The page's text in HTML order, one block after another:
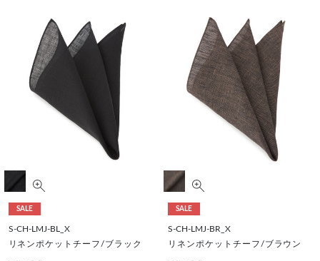
SALE
S-CH-LMJ-BL_X
リネンポケットチーフ/ブラック
SALE
S-CH-LMJ-BR_X
リネンポケットチーフ/ブラウン